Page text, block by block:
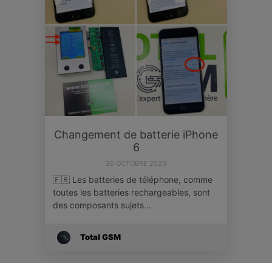
Changement de batterie iPhone
6
26 OCTOBRE 2020
🇫🇷 Les batteries de téléphone, comme
toutes les batteries rechargeables, sont
des composants sujets…
Total GSM